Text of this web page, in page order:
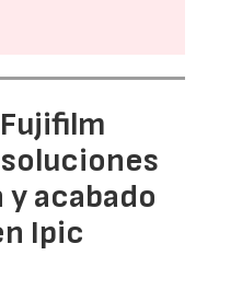
acabado
Ipic